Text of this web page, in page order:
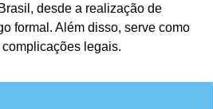
desde a realização de
formal. Além disso, serve como
legais.